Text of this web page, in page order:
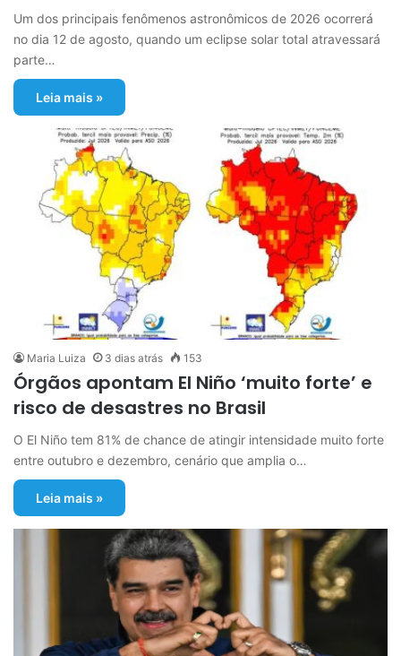
Um dos principais fenômenos astronômicos de 2026 ocorrerá
no dia 12 de agosto, quando um eclipse solar total atravessará
parte…
Leia mais »
Maria Luiza 3 dias atrás 153
Órgãos apontam El Niño ‘muito forte’ e
risco de desastres no Brasil
O El Niño tem 81% de chance de atingir intensidade muito forte
entre outubro e dezembro, cenário que amplia o…
Leia mais »